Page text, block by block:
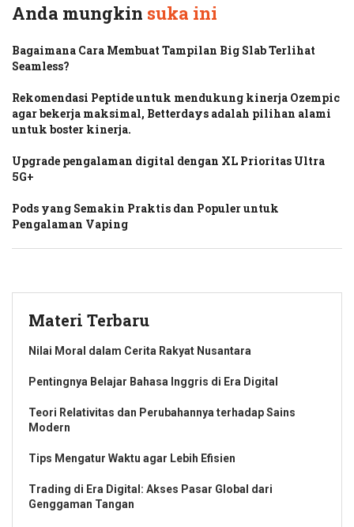
Anda mungkin suka ini
Bagaimana Cara Membuat Tampilan Big Slab Terlihat
Seamless?
Rekomendasi Peptide untuk mendukung kinerja Ozempic
agar bekerja maksimal, Betterdays adalah pilihan alami
untuk boster kinerja.
Upgrade pengalaman digital dengan XL Prioritas Ultra
5G+
Pods yang Semakin Praktis dan Populer untuk
Pengalaman Vaping
Materi Terbaru
Nilai Moral dalam Cerita Rakyat Nusantara
Pentingnya Belajar Bahasa Inggris di Era Digital
Teori Relativitas dan Perubahannya terhadap Sains
Modern
Tips Mengatur Waktu agar Lebih Efisien
Trading di Era Digital: Akses Pasar Global dari
Genggaman Tangan